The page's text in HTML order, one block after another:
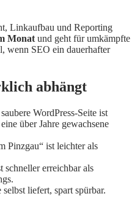
Linkaufbau und Reporting
Monat und geht für umkämpfte
wenn SEO ein dauerhafter
abhängt
WordPress-Seite ist
über Jahre gewachsene
Pinzgau“ ist leichter als
schneller erreichbar als
liefert, spart spürbar.